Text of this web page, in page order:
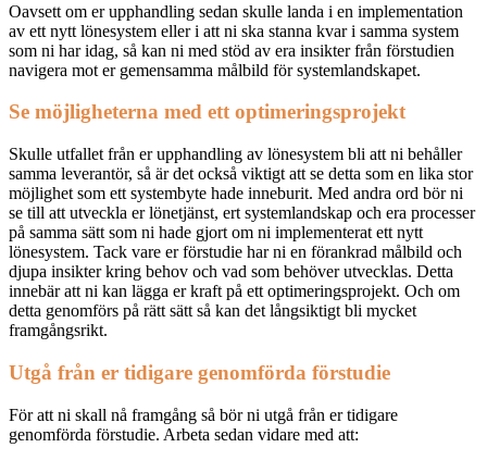
Oavsett om er upphandling sedan skulle landa i en implementation
av ett nytt lönesystem eller i att ni ska stanna kvar i samma system
som ni har idag, så kan ni med stöd av era insikter från förstudien
navigera mot er gemensamma målbild för systemlandskapet.
Se möjligheterna med ett optimeringsprojekt
Skulle utfallet från er upphandling av lönesystem bli att ni behåller
samma leverantör, så är det också viktigt att se detta som en lika stor
möjlighet som ett systembyte hade inneburit. Med andra ord bör ni
se till att utveckla er lönetjänst, ert systemlandskap och era processer
på samma sätt som ni hade gjort om ni implementerat ett nytt
lönesystem. Tack vare er förstudie har ni en förankrad målbild och
djupa insikter kring behov och vad som behöver utvecklas. Detta
innebär att ni kan lägga er kraft på ett optimeringsprojekt. Och om
detta genomförs på rätt sätt så kan det långsiktigt bli mycket
framgångsrikt.
Utgå från er tidigare genomförda förstudie
För att ni skall nå framgång så bör ni utgå från er tidigare
genomförda förstudie. Arbeta sedan vidare med att: